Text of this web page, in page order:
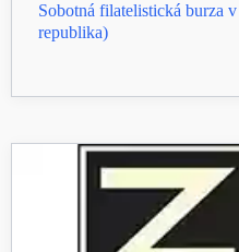
Sobotná filatelistická burza
republika)